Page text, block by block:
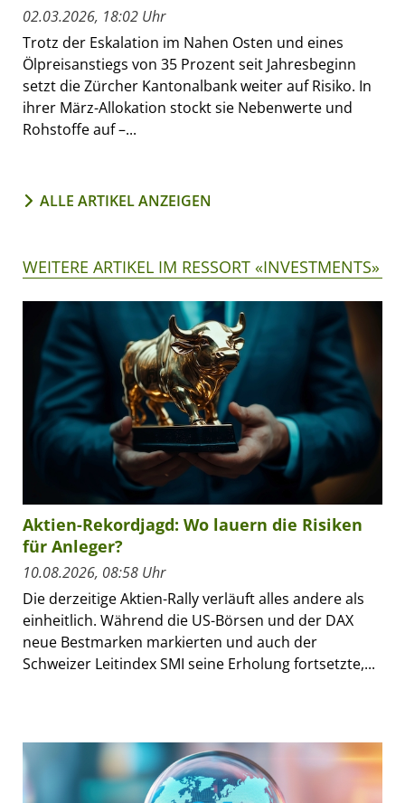
02.03.2026, 18:02 Uhr
Trotz der Eskalation im Nahen Osten und eines
Ölpreisanstiegs von 35 Prozent seit Jahresbeginn
setzt die Zürcher Kantonalbank weiter auf Risiko. In
ihrer März-Allokation stockt sie Nebenwerte und
Rohstoffe auf –...
ALLE ARTIKEL ANZEIGEN
WEITERE ARTIKEL IM RESSORT «INVESTMENTS»
Aktien-Rekordjagd: Wo lauern die Risiken
für Anleger?
10.08.2026, 08:58 Uhr
Die derzeitige Aktien-Rally verläuft alles andere als
einheitlich. Während die US-Börsen und der DAX
neue Bestmarken markierten und auch der
Schweizer Leitindex SMI seine Erholung fortsetzte,...